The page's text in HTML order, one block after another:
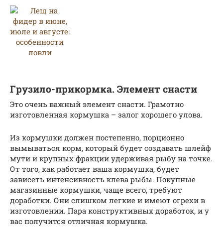
Грузило-прикормка. Элемент снасти
Это очень важный элемент снасти. Грамотно
изготовленная кормушка – залог хорошего улова.
Из кормушки должен постепенно, порционно
вымываться корм, который будет создавать шлейф
мути и крупных фракции удерживая рыбу на точке.
От того, как работает ваша кормушка, будет
зависеть интенсивность клева рыбы. Покупные
магазинные кормушки, чаще всего, требуют
доработки. Они слишком легкие и имеют огрехи в
изготовлении. Пара конструктивных доработок, и у
вас получится отличная кормушка.